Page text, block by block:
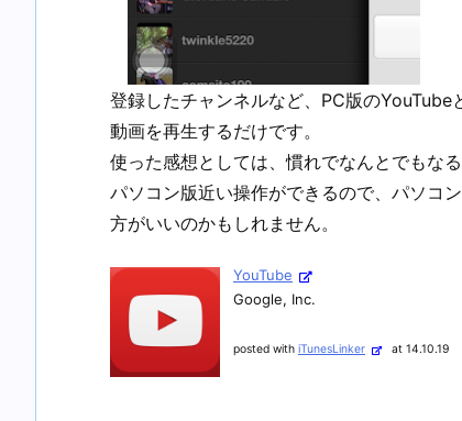
登録したチャンネルなど、PC版の
動画を再生するだけです。
使った感想としては、慣れでなんとでもな
パソコン版近い操作ができるので、パソコ
方がいいのかもしれません。
YouTube
Google, Inc.
posted with iTunesLinker at 14.10.19